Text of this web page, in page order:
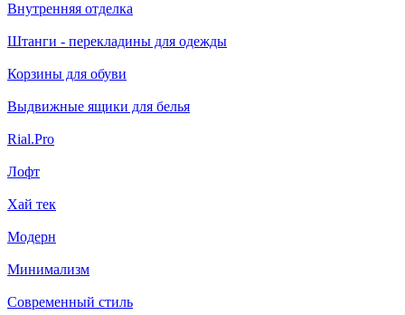
Внутренняя отделка
Штанги - перекладины для одежды
Корзины для обуви
Выдвижные ящики для белья
Rial.Pro
Лофт
Хай тек
Модерн
Минимализм
Современный стиль